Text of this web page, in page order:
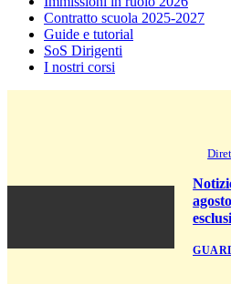
Contratto scuola 2025-2027
Guide e tutorial
SoS Dirigenti
I nostri corsi